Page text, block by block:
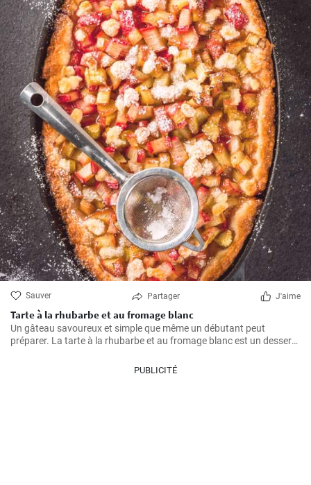
Sauver Partager J'aime
Tarte à la rhubarbe et au fromage blanc
Un gâteau savoureux et simple que même un débutant peut
préparer. La tarte à la rhubarbe et au fromage blanc est un dessert
PUBLICITÉ